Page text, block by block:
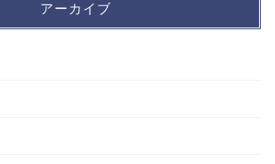
アーカイブ